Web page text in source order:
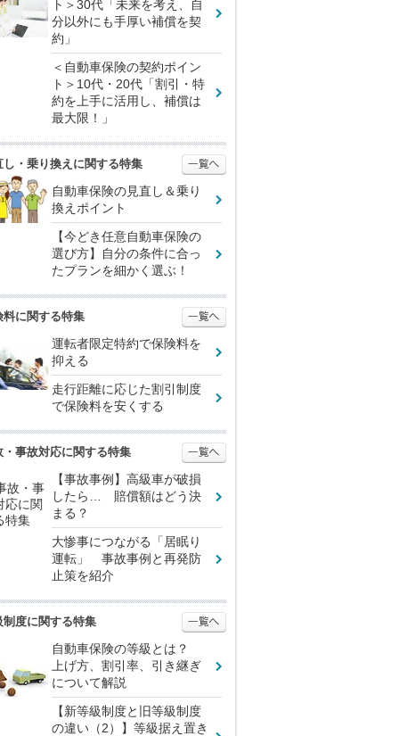
ト＞30代「未来を考え、自
分以外にも手厚い補償を契
約」
＜自動車保険の契約ポイン
ト＞10代・20代「割引・特
約を上手に活用し、補償は
最大限！」
し・乗り換えに関する特集
自動車保険の見直し＆乗り
換えポイント
【今どき任意自動車保険の
選び方】自分の条件に合っ
たプランを細かく選ぶ！
料に関する特集
運転者限定特約で保険料を
抑える
走行距離に応じた割引制度
で保険料を安くする
・事故対応に関する特集
【事故事例】高級車が破損
したら… 賠償額はどう決
まる？
大惨事につながる「居眠り
運転」 事故事例と再発防
止策を紹介
制度に関する特集
自動車保険の等級とは？
上げ方、割引率、引き継ぎ
について解説
【新等級制度と旧等級制度
の違い（2）】等級据え置き